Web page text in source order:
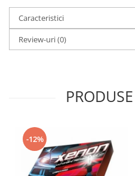
Stopuri
Tuning motor
Furtun intercooler turbo
Caracteristici
Review-uri(0)
-12%